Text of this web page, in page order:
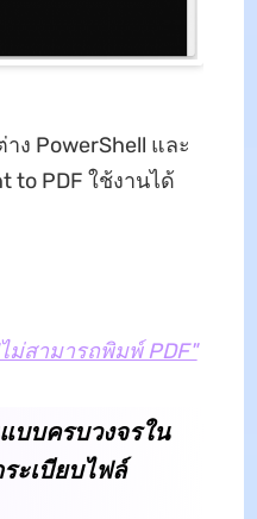
ง PowerShell และ
PDF ใช้งานได้
ม่สามารถพิมพ์ PDF"
บบครบวงจรใน
ะเบียบไฟล์